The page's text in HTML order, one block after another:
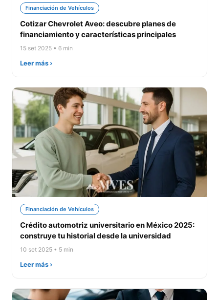
Financiación de Vehículos
Cotizar Chevrolet Aveo: descubre planes de
financiamiento y características principales
15 set 2025 • 6 min
Leer más ›
Financiación de Vehículos
Crédito automotriz universitario en México 2025:
construye tu historial desde la universidad
10 set 2025 • 5 min
Leer más ›